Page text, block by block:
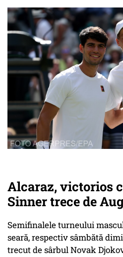
Alcaraz, victorios
Sinner trece de
Semifinalele turneului
seară, respectiv sâmbătă
trecut de sârbul Novak